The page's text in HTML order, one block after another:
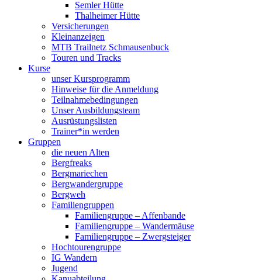
Semler Hütte
Thalheimer Hütte
Versicherungen
Kleinanzeigen
MTB Trailnetz Schmausenbuck
Touren und Tracks
Kurse
unser Kursprogramm
Hinweise für die Anmeldung
Teilnahmebedingungen
Unser Ausbildungsteam
Ausrüstungslisten
Trainer*in werden
Gruppen
die neuen Alten
Bergfreaks
Bergmariechen
Bergwandergruppe
Bergweh
Familiengruppen
Familiengruppe – Affenbande
Familiengruppe – Wandermäuse
Familiengruppe – Zwergsteiger
Hochtourengruppe
IG Wandern
Jugend